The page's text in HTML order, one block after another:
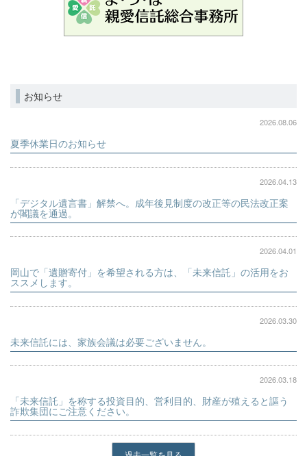
お知らせ
2026.08.06
夏季休業日のお知らせ
2026.04.13
「デジタル遺言書」解禁へ。成年後見制度の改正等の民法改正案
が閣議を通過。
2026.04.01
岡山で「遺贈寄付」を希望される方は、「未来信託」の活用をお
ススメします。
2026.03.30
未来信託には、家族会議は必要ございません。
2026.03.18
「未来信託」を称する投資目的、営利目的、財産が殖えると謳う
詐欺集団にご注意ください。